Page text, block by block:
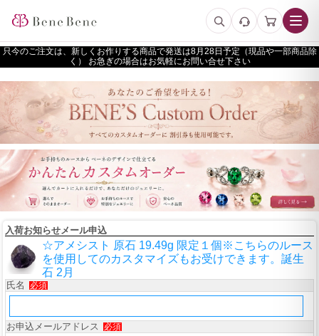
只今のご注文は、新しくお作りする商品で発送は
予定（現品や一部商品除
く） お急ぎの場合はお気軽にお問い合せ下さい
入荷お知らせメール申込
☆アメシスト 原石 19.49g 限定１個※こちらのルース
を使用してのカスタマイズもお受けできます。誕生
石 2月
氏名 必須
お申込メールアドレス 必須